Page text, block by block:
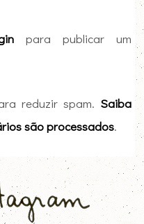
para publicar um
reduzir spam. Saiba
são processados.